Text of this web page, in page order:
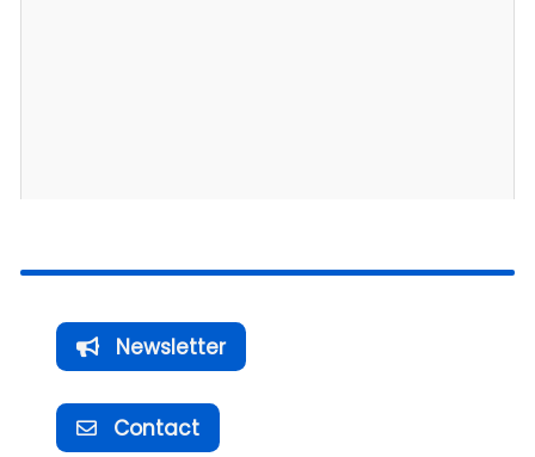
Newsletter
Contact